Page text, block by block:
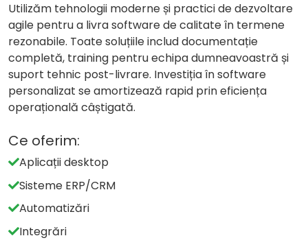
Utilizăm tehnologii moderne și practici de dezvoltare
agile pentru a livra software de calitate în termene
rezonabile. Toate soluțiile includ documentație
completă, training pentru echipa dumneavoastră și
suport tehnic post-livrare. Investiția în software
personalizat se amortizează rapid prin eficiența
operațională câștigată.
Ce oferim:
Aplicații desktop
Sisteme ERP/CRM
Automatizări
Integrări